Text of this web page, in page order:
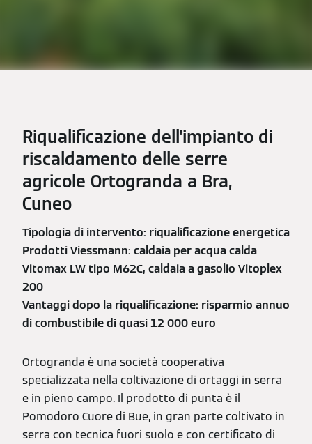
Riqualificazione dell'impianto di
riscaldamento delle serre
agricole Ortogranda a Bra,
Cuneo
Tipologia di intervento: riqualificazione energetica
Prodotti Viessmann: caldaia per acqua calda
Vitomax LW tipo M62C, caldaia a gasolio Vitoplex
200
Vantaggi dopo la riqualificazione: risparmio annuo
di combustibile di quasi 12 000 euro
Ortogranda è una società cooperativa
specializzata nella coltivazione di ortaggi in serra
e in pieno campo. Il prodotto di punta è il
Pomodoro Cuore di Bue, in gran parte coltivato in
serra con tecnica fuori suolo e con certificato di